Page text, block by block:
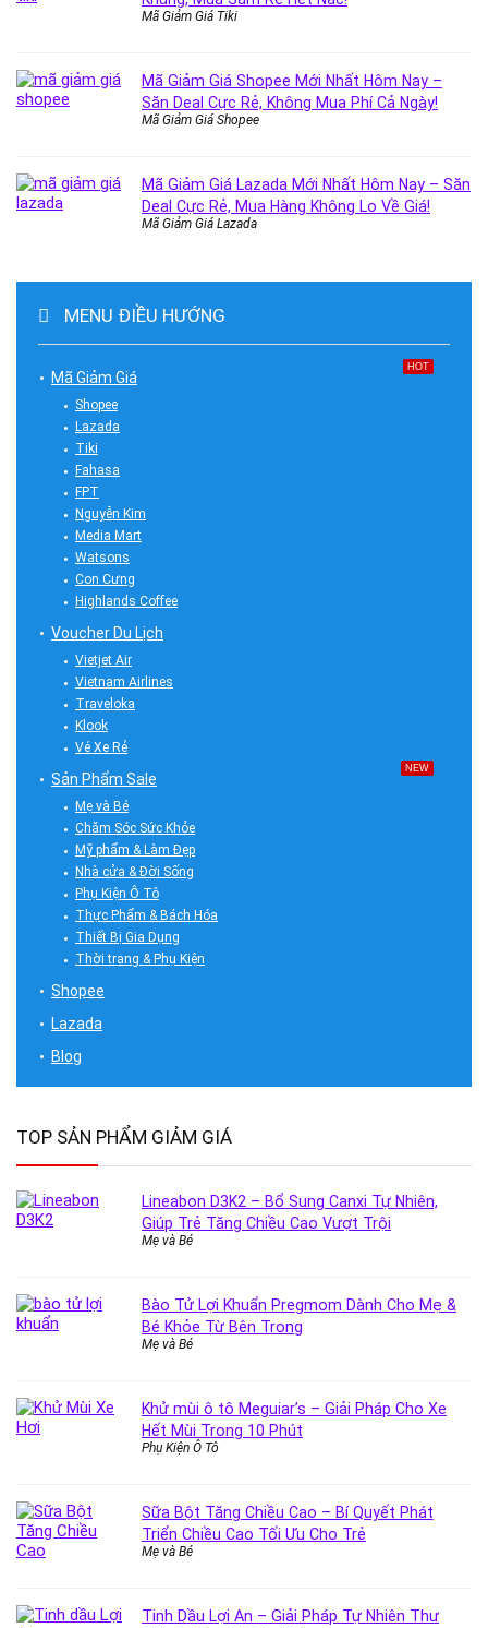
Mã Giảm Giá Tiki
Mã Giảm Giá Shopee Mới Nhất Hôm Nay –
Săn Deal Cực Rẻ, Không Mua Phí Cả Ngày!
Mã Giảm Giá Shopee
Mã Giảm Giá Lazada Mới Nhất Hôm Nay – Săn
Deal Cực Rẻ, Mua Hàng Không Lo Về Giá!
Mã Giảm Giá Lazada
MENU ĐIỀU HƯỚNG
Mã Giảm Giá
HOT
Shopee
Lazada
Tiki
Fahasa
FPT
Nguyễn Kim
Media Mart
Watsons
Con Cưng
Highlands Coffee
Voucher Du Lịch
Vietjet Air
Vietnam Airlines
Traveloka
Klook
Vé Xe Rẻ
Sản Phẩm Sale
NEW
Mẹ và Bé
Chăm Sóc Sức Khỏe
Mỹ phẩm & Làm Đẹp
Nhà cửa & Đời Sống
Phụ Kiện Ô Tô
Thực Phẩm & Bách Hóa
Thiết Bị Gia Dụng
Thời trang & Phụ Kiện
Shopee
Lazada
Blog
TOP SẢN PHẨM GIẢM GIÁ
Lineabon D3K2 – Bổ Sung Canxi Tự Nhiên,
Giúp Trẻ Tăng Chiều Cao Vượt Trội
Mẹ và Bé
Bào Tử Lợi Khuẩn Pregmom Dành Cho Mẹ &
Bé Khỏe Từ Bên Trong
Mẹ và Bé
Khử mùi ô tô Meguiar’s – Giải Pháp Cho Xe
Hết Mùi Trong 10 Phút
Phụ Kiện Ô Tô
Sữa Bột Tăng Chiều Cao – Bí Quyết Phát
Triển Chiều Cao Tối Ưu Cho Trẻ
Mẹ và Bé
Tinh Dầu Lợi An – Giải Pháp Tự Nhiên Thư